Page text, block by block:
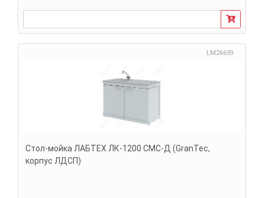
LM26659
Стол-мойка ЛАБТЕХ ЛК-1200 СМС-Д (GranTec,
корпус ЛДСП)